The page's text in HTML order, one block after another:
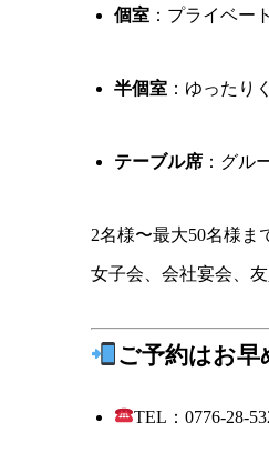
個室：プライベー
半個室：ゆったり
テーブル席：グル
2名様〜最大50名様ま
女子会、会社宴会、
ご予約はお早
TEL：0776-28-